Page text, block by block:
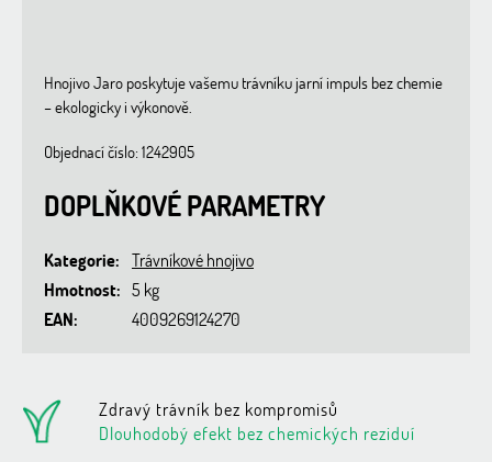
Hnojivo Jaro poskytuje vašemu trávníku jarní impuls bez chemie
– ekologicky i výkonově.
Objednací číslo: 1242905
DOPLŇKOVÉ PARAMETRY
Kategorie: Trávníkové hnojivo
Hmotnost: 5 kg
EAN: 4009269124270
Zdravý trávník bez kompromisů
Dlouhodobý efekt bez chemických reziduí